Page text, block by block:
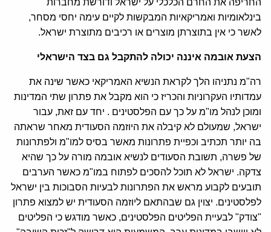
בינלאומיות ואמריקאיות המבקשות לקיים עימה יחסי מסחר,
לאשר כי אין בתוצרתן מוצרים או רכיבים מתוצרת ישראל.
הצעת אובמה איננה יכולה להתקבל גם בצד הישראלי
רה"מ נתניהו הלך לקראת הנשיא האמריקאי כאשר שינה את
עמדותיו העקרוניות והכריז כי הוא מקבל את פתרון שתי המדינות
ומוכן לנהל מו"מ על כך עם הפלסטינים . יחד עם זאת, עבור
ישראל, שמעולם לא קיבלה את היוזמה הסעודית מאחר שראתה
בה יותר תכתיב וכפיית פתרונות מאשר בסיס למו"מ ולפתרונות
של פשרה, תשובת הסעודים לנשיא אובמה מורה על כך שהיא
צדקה. ישראל לא תוכל להסכים לפתוח במו"מ כאשר הערבים
תובעים לקבוע מראש את הפתרונות לבעיות הסבוכות בין ישראל
לפלסטינים. יצוין גם שבהתאם ליוזמה הסעודית יש למצוא פתרון
"צודק" לבעיית הפליטים הפלסטינים, כאשר מודגש כי הפליטים